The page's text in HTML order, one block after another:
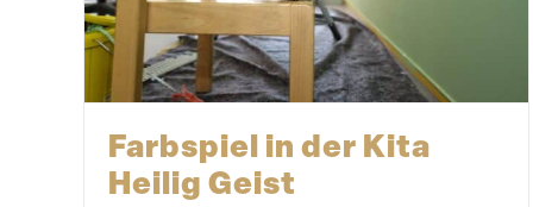
Farbspiel in der Kita
Heilig Geist